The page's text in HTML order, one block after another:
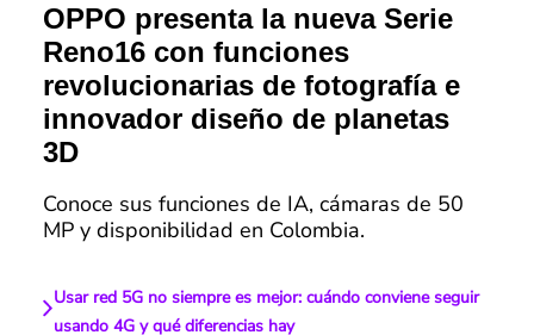
OPPO presenta la nueva Serie
Reno16 con funciones
revolucionarias de fotografía e
innovador diseño de planetas
3D
Conoce sus funciones de IA, cámaras de 50
MP y disponibilidad en Colombia.
Usar red 5G no siempre es mejor: cuándo conviene seguir
usando 4G y qué diferencias hay